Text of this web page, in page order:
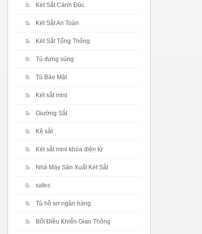
Két Sắt Cánh Đúc
Két Sắt An Toàn
Két Sắt Tổng Thống
Tủ đựng súng
Tủ Bảo Mật
Két sắt mini
Giường Sắt
Kệ sắt
Két sắt mini khóa điện tử
Nhà Máy Sản Xuất Két Sắt
safes
Tủ hồ sơ ngân hàng
Bốt Điều Khiển Giao Thông